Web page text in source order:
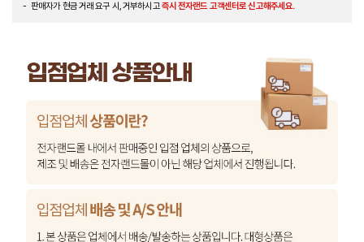
판매자가 현금 거래 요구 시, 거부하시고즉시 전자랜드 고객센터로 신고해주세요.